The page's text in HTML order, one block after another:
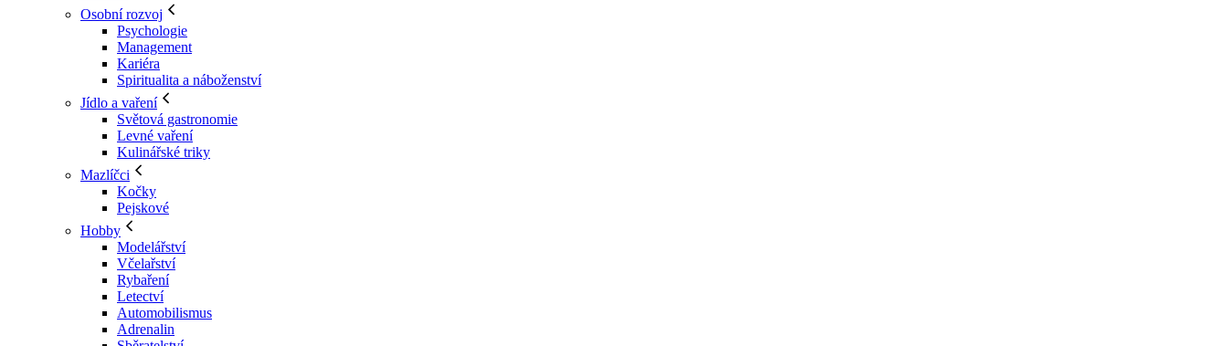
Osobní rozvoj
Psychologie
Management
Kariéra
Spiritualita a náboženství
Jídlo a vaření
Světová gastronomie
Levné vaření
Kulinářské triky
Mazlíčci
Kočky
Pejskové
Hobby
Modelářství
Včelařství
Rybaření
Letectví
Automobilismus
Adrenalin